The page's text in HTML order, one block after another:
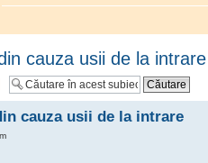
cauza usii de la intrare
cauza usii de la intrare